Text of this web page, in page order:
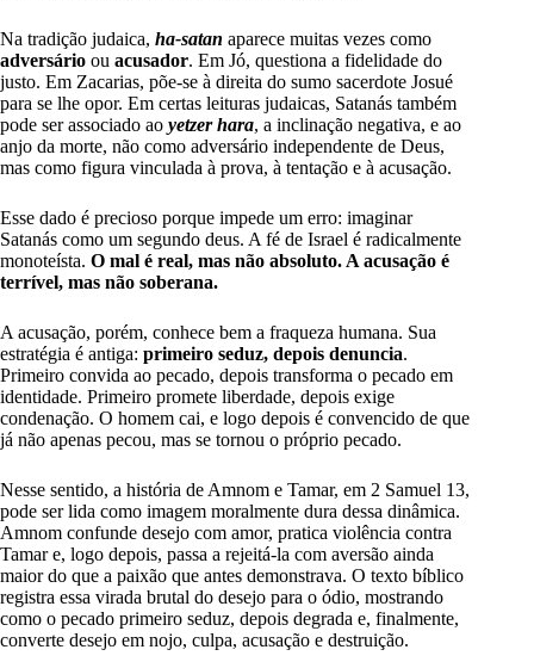
Na tradição judaica, ha-satan aparece muitas vezes como
adversário ou acusador. Em Jó, questiona a fidelidade do
justo. Em Zacarias, põe-se à direita do sumo sacerdote Josué
para se lhe opor. Em certas leituras judaicas, Satanás também
pode ser associado ao yetzer hara, a inclinação negativa, e ao
anjo da morte, não como adversário independente de Deus,
mas como figura vinculada à prova, à tentação e à acusação.
Esse dado é precioso porque impede um erro: imaginar
Satanás como um segundo deus. A fé de Israel é radicalmente
monoteísta. O mal é real, mas não absoluto. A acusação é
terrível, mas não soberana.
A acusação, porém, conhece bem a fraqueza humana. Sua
estratégia é antiga: primeiro seduz, depois denuncia.
Primeiro convida ao pecado, depois transforma o pecado em
identidade. Primeiro promete liberdade, depois exige
condenação. O homem cai, e logo depois é convencido de que
já não apenas pecou, mas se tornou o próprio pecado.
Nesse sentido, a história de Amnom e Tamar, em 2 Samuel 13,
pode ser lida como imagem moralmente dura dessa dinâmica.
Amnom confunde desejo com amor, pratica violência contra
Tamar e, logo depois, passa a rejeitá-la com aversão ainda
maior do que a paixão que antes demonstrava. O texto bíblico
registra essa virada brutal do desejo para o ódio, mostrando
como o pecado primeiro seduz, depois degrada e, finalmente,
converte desejo em nojo, culpa, acusação e destruição.